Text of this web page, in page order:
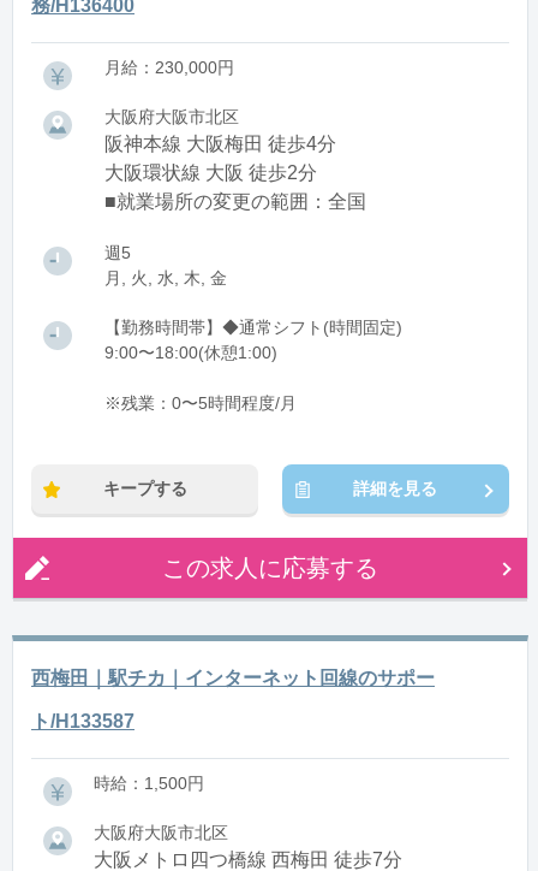
務/H136400
月給：230,000円
大阪府大阪市北区
阪神本線 大阪梅田 徒歩4分
大阪環状線 大阪 徒歩2分
■就業場所の変更の範囲：全国
週5
月, 火, 水, 木, 金
【勤務時間帯】◆通常シフト(時間固定)
9:00〜18:00(休憩1:00)
※残業：0〜5時間程度/月
キープする 詳細を見る
この求人に応募する
西梅田｜駅チカ｜インターネット回線のサポー
ト/H133587
時給：1,500円
大阪府大阪市北区
大阪メトロ四つ橋線 西梅田 徒歩7分